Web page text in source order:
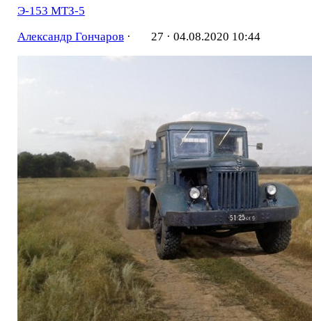
Э-153 МТЗ-5
Александр Гончаров· 27 · 04.08.2020 10:44